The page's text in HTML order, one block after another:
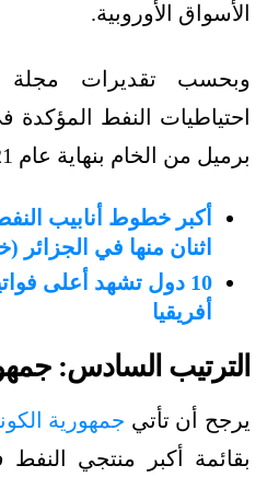
الأسواق الأوروبية.
وبحسب تقديرات مجلة
برميل من الخام بنهاية عام 2021.
أكبر خطوط أنابيب
اثنان منها في
10 دول تشهد أعلى
أفريقيا
الترتيب السادس:
يرجح أن تأتي جمهورية
بقائمة أكبر منتجي النفط